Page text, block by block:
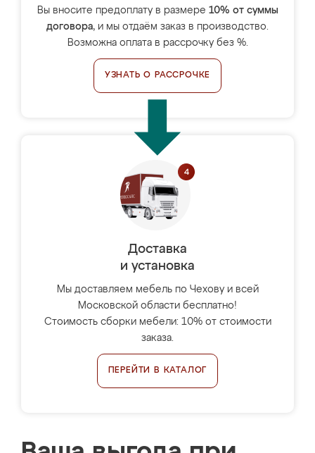
Вы вносите предоплату в размере 10% от суммы
договора, и мы отдаём заказ в производство.
Возможна оплата в рассрочку без %.
УЗНАТЬ О РАССРОЧКЕ
Доставка
и установка
Мы доставляем мебель по Чехову и всей
Московской области бесплатно!
Стоимость сборки мебели: 10% от стоимости
заказа.
ПЕРЕЙТИ В КАТАЛОГ